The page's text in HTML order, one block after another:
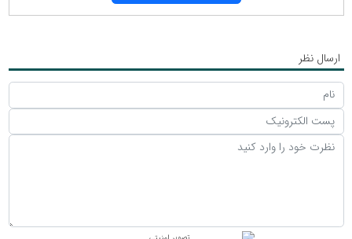
ارسال نظر